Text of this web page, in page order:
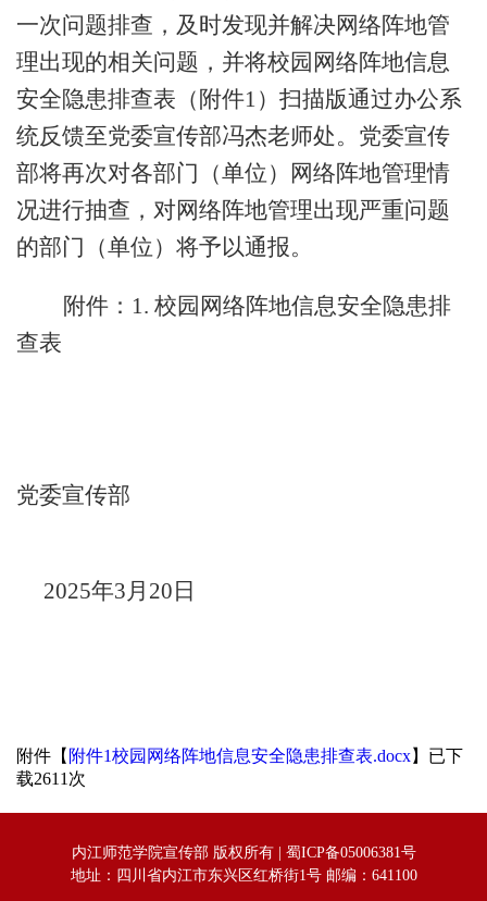
一次问题排查，及时发现并解决网络阵地管
理出现的相关问题，并将校园网络阵地信息
安全隐患排查表 （附件1）扫描版通过办公系
统反馈至党委宣传部冯杰老师处。党委宣传
部将再次对各部门（单位）网络阵地管理情
况进行抽查，对网络阵地管理出现严重问题
的部门（单位）将予以通报。
附件： 1. 校园网络阵地信息安全隐患排
查表
党委宣传部
2025年3月 20 日
附件【 附件1校园网络阵地信息安全隐患排查表.docx】已下
载2611 次
内江师范学院宣传部 版权所有 | 蜀ICP备05006381号
地址： 四川省内江市东兴区红桥街1号邮编：641100